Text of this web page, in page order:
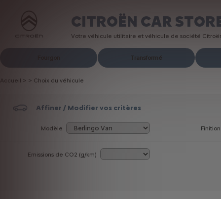
CITROËN CAR
Votre véhicule utilitaire et véhicule de société
Transformé
Accueil > > Choix du véhicule
Affiner / Modifier vos critères
Modèle Finition
Emissions de CO2 (g/km)